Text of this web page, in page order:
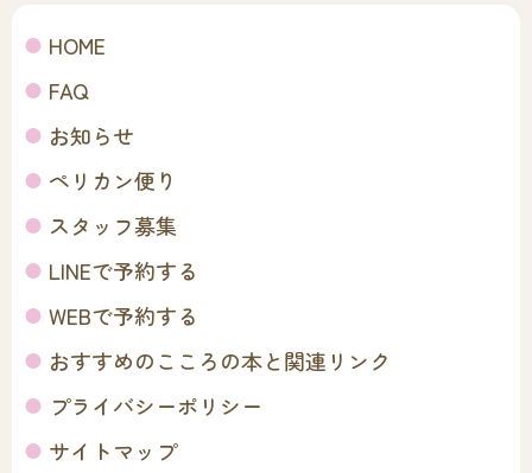
HOME
FAQ
お知らせ
ペリカン便り
スタッフ募集
LINEで予約する
WEBで予約する
おすすめのこころの本と関連リンク
プライバシーポリシー
サイトマップ